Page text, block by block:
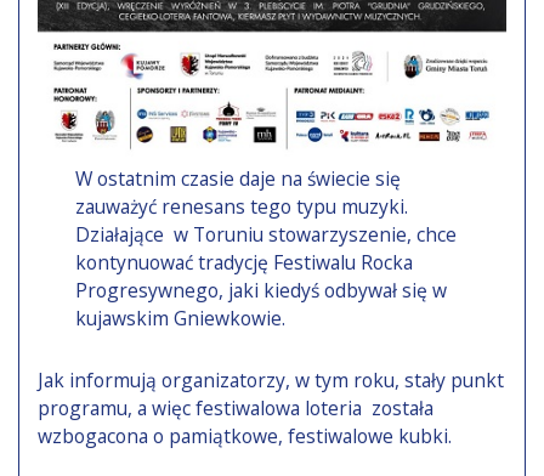
W ostatnim czasie daje na świecie się
zauważyć renesans tego typu muzyki.
Działające w Toruniu stowarzyszenie, chce
kontynuować tradycję Festiwalu Rocka
Progresywnego, jaki kiedyś odbywał się w
kujawskim Gniewkowie.
Jak informują organizatorzy, w tym roku, stały punkt
programu, a więc festiwalowa loteria została
wzbogacona o pamiątkowe, festiwalowe kubki.